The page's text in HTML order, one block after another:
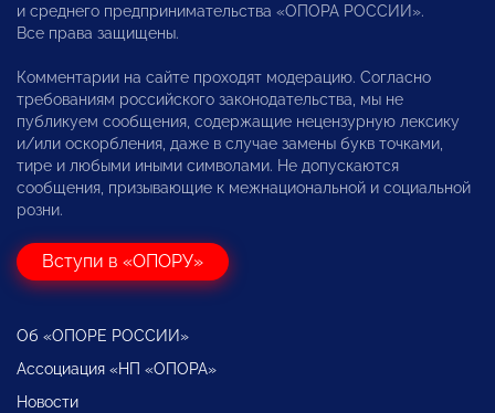
и среднего предпринимательства «ОПОРА РОССИИ».
Все права защищены.
Комментарии на сайте проходят модерацию. Согласно
требованиям российского законодательства, мы не
публикуем сообщения, содержащие нецензурную лексику
и/или оскорбления, даже в случае замены букв точками,
тире и любыми иными символами. Не допускаются
сообщения, призывающие к межнациональной и социальной
розни.
Вступи в «ОПОРУ»
Об «ОПОРЕ РОССИИ»
Ассоциация «НП «ОПОРА»
Новости